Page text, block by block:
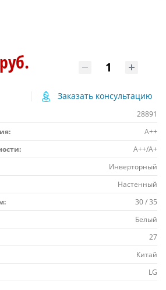
Заказать консультацию
28891
A++
А++/А+
Инверторный
Настенный
30 / 35
Белый
27
Китай
LG